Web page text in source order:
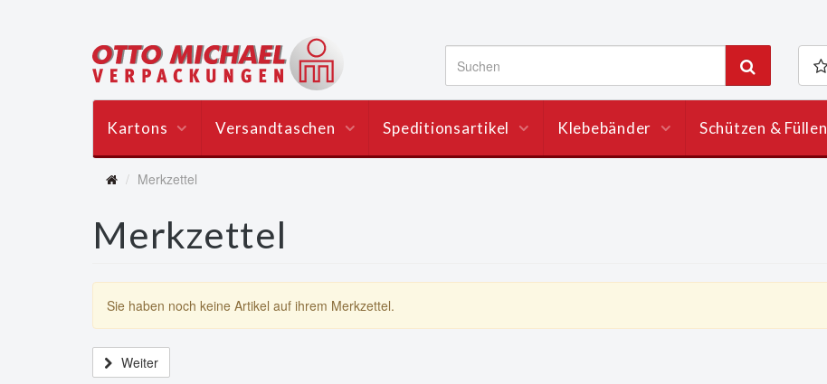
Kartons Versandtaschen Speditionsartikel Klebebänder Schützen & Füllen
Merkzettel
Merkzettel
Sie haben noch keine Artikel auf ihrem Merkzettel.
Weiter